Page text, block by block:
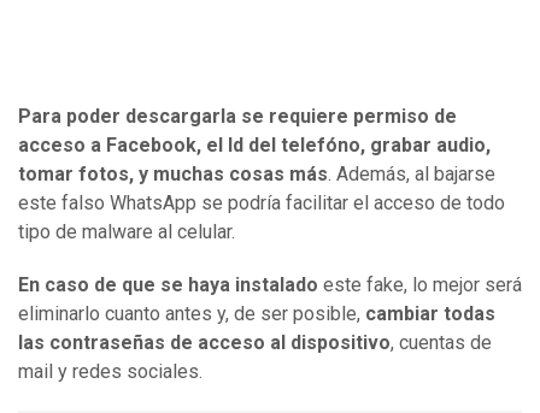
Para poder descargarla se requiere permiso de
acceso a Facebook, el Id del telefóno, grabar audio,
tomar fotos, y muchas cosas más. Además, al bajarse
este falso WhatsApp se podría facilitar el acceso de todo
tipo de malware al celular.
En caso de que se haya instalado este fake, lo mejor será
eliminarlo cuanto antes y, de ser posible, cambiar todas
las contraseñas de acceso al dispositivo, cuentas de
mail y redes sociales.